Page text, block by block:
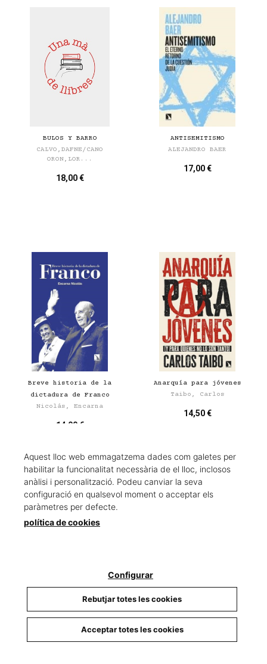
BULOS Y BARRO
CALVO,DAFNE/CANO
ORON,LOR...
18,00 €
ANTISEMITISMO
ALEJANDRO BAER
17,00 €
Breve historia de la
dictadura de Franco
Nicolás, Encarna
14,00 €
Anarquía para jóvenes
Taibo, Carlos
14,50 €
Economía en crisis
Franco para jóvenes
Aquest lloc web emmagatzema dades com galetes per
habilitar la funcionalitat necessària de el lloc, inclosos
anàlisi i personalització. Podeu canviar la seva
configuració en qualsevol moment o acceptar els
paràmetres per defecte.
política de cookies
Configurar
Rebutjar totes les cookies
Acceptar totes les cookies